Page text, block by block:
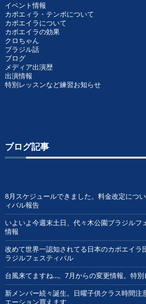
イベント情報
カポエィラ・テンポについて
カポエイラについて
カポエイラの効果
クロちゃん
ブラジル話
ブログ
メディア出演歴
出演情報
特別レッスンなど練習お知らせ
ブログ記事
8月スケジュールできました。料金改定につ
ィバル報告
いよいよ今週末土日、代々木公園ブラジルフ
情報
改めて世界一認知されてる日本のカポエイラ
ラジルフェスティバル
台風来てますね…。7月からの変更情報。特
新メンバー続々誕生。日曜子供クラス時間注
エーション買えます